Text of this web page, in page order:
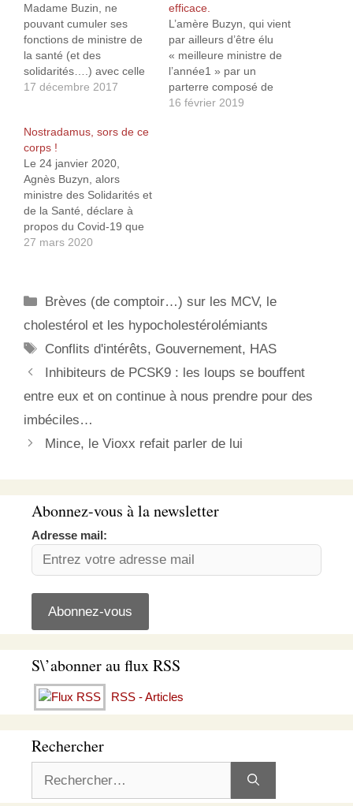
Madame Buzin, ne
pouvant cumuler ses
fonctions de ministre de
la santé (et des
solidarités….) avec celle
de présidente du collège
Sa remplaçante est le Pr
Dominique le Guludec,
dont le nom a été sorti du
chapeau au plus haut
niveau de…
17 décembre 2017
efficace.
L’amère Buzyn, qui vient
par ailleurs d’être élu
« meilleure ministre de
l’année1 » par un
parterre composé de
quelques journalistes
16 février 2019
Nostradamus, sors de ce
corps !
Le 24 janvier 2020,
Agnès Buzyn, alors
ministre des Solidarités et
de la Santé, déclare à
propos du Covid-19 que
« le risque d'importation
propagation est très
faible ». Je sais bien
27 mars 2020
Catégories
Brèves (de comptoir…) sur les MCV, le
cholestérol et les hypocholestérolémiants
Étiquettes
Conflits d'intérêts, Gouvernement, HAS
Inhibiteurs de PCSK9 : les loups se bouffent
entre eux et on continue à nous prendre pour des
imbéciles…
Mince, le Vioxx refait parler de lui
Abonnez-vous à la newsletter
Adresse mail:
S\’abonner au flux RSS
RSS - Articles
Rechercher